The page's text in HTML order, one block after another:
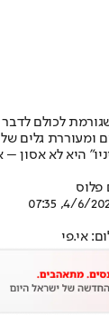
לכולם
ומעוררת גלים
היא לא אסון
פלוס
4/6/2026,
אי.פי